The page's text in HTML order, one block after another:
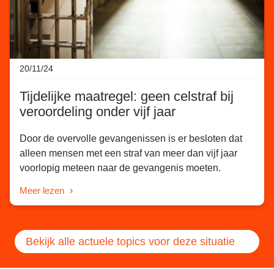
20/11/24
Tijdelijke maatregel: geen celstraf bij
veroordeling onder vijf jaar
Door de overvolle gevangenissen is er besloten dat
alleen mensen met een straf van meer dan vijf jaar
voorlopig meteen naar de gevangenis moeten.
Meer lezen
Bekijk alle actuele topics voor deze situatie